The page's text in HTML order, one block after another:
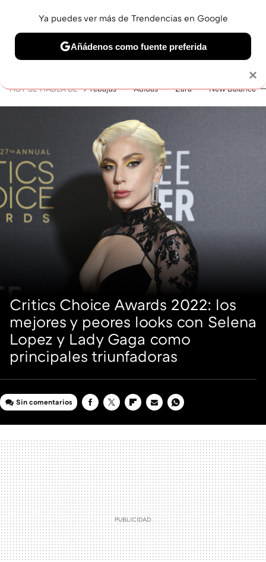
BELLEZA SHOPPING VIAJES GASTRO SNEAKERS
HOY SE HABLA DE rebajas Adidas Zara New Balance
Critics Choice Awards 2022: los
mejores y peores looks con Selena
Lopez y Lady Gaga como
principales triunfadoras
Sin comentarios
×
Ya puedes ver más de Trendencias en Google
Añádenos como fuente preferida